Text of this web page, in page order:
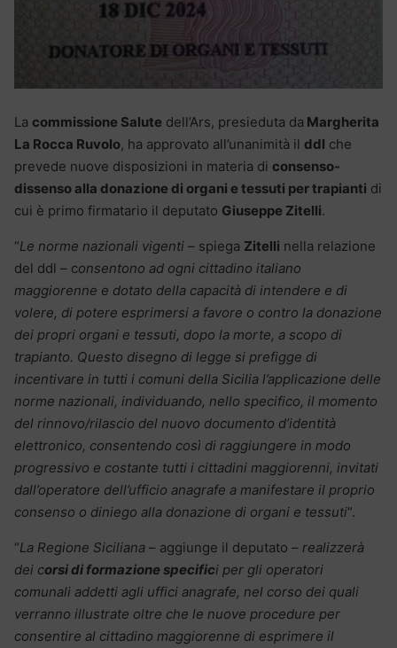
La commissione Salute dell’Ars, presieduta da Margherita
La Rocca Ruvolo, ha approvato all’unanimità il ddl che
prevede nuove disposizioni in materia di consenso-
dissenso alla donazione di organi e tessuti per trapianti di
cui è primo firmatario il deputato Giuseppe Zitelli.
“Le norme nazionali vigenti – spiega Zitelli nella relazione
del ddl – consentono ad ogni cittadino italiano
maggiorenne e dotato della capacità di intendere e di
volere, di potere esprimersi a favore o contro la donazione
dei propri organi e tessuti, dopo la morte, a scopo di
trapianto. Questo disegno di legge si prefigge di
incentivare in tutti i comuni della Sicilia l’applicazione delle
norme nazionali, individuando, nello specifico, il momento
del rinnovo/rilascio del nuovo documento d’identità
elettronico, consentendo così di raggiungere in modo
progressivo e costante tutti i cittadini maggiorenni, invitati
dall’operatore dell’ufficio anagrafe a manifestare il proprio
consenso o diniego alla donazione di organi e tessuti”.
“La Regione Siciliana – aggiunge il deputato – realizzerà
dei corsi di formazione specifici per gli operatori
comunali addetti agli uffici anagrafe, nel corso dei quali
verranno illustrate oltre che le nuove procedure per
consentire al cittadino maggiorenne di esprimere il